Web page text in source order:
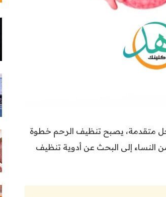
متقدمة، يصبح تنظيف الرحم خطوة
النساء إلى البحث عن أدوية تنظيف